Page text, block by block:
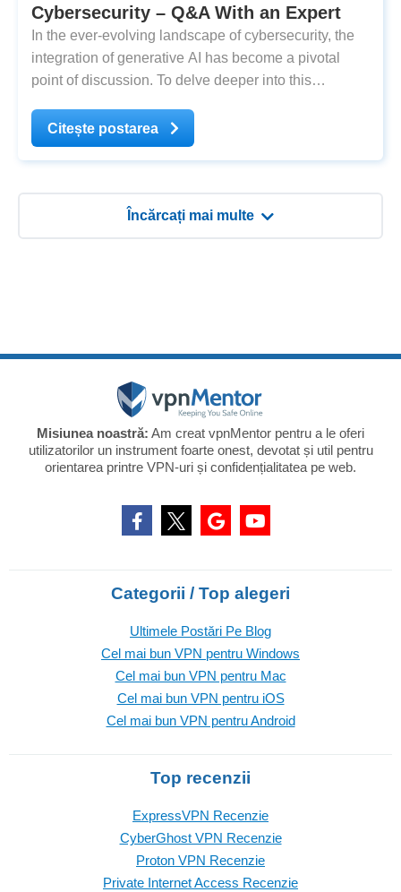
Cybersecurity – Q&A With an Expert
In the ever-evolving landscape of cybersecurity, the
integration of generative AI has become a pivotal
point of discussion. To delve deeper into this
cybersecurity, we turn to renowned cybersecurity
expert Jeremiah Fowler. In this exclusive Q&A
Citește postarea
Încărcați mai multe
Misiunea noastră: Am creat vpnMentor pentru a le oferi
utilizatorilor un instrument foarte onest, devotat și util pentru
orientarea printre VPN-uri și confidențialitatea pe web.
Categorii / Top alegeri
Ultimele Postări Pe Blog
Cel mai bun VPN pentru Windows
Cel mai bun VPN pentru Mac
Cel mai bun VPN pentru iOS
Cel mai bun VPN pentru Android
Top recenzii
ExpressVPN Recenzie
CyberGhost VPN Recenzie
Proton VPN Recenzie
Private Internet Access Recenzie